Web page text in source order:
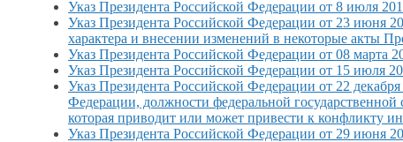
Указ Президента Российской Федерации от 8 июля
Указ Президента Российской Федерации от 23 июня
характера и внесении изменений в некоторые акты
Указ Президента Российской Федерации от 08 марта
Указ Президента Российской Федерации от 15 июля
Указ Президента Российской Федерации от 22
Федерации, должности федеральной
которая приводит или может привести к конфликту
Указ Президента Российской Федерации от 29 июня